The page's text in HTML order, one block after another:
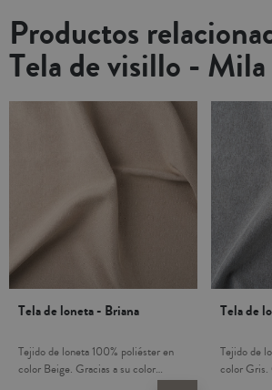
Productos
Tela de visillo - Mila
Tela de loneta - Briana
Tejido de loneta 100% poliéster en
color Beige. Gracias a su color
Tela de
Tejido de
color Gris.